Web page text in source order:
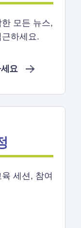
모든 뉴스,
하세요.
요
세션, 참여